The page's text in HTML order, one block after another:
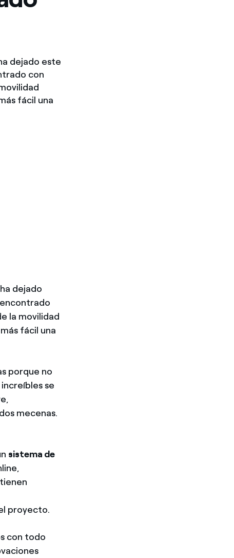
dejado este
con
fácil una
dejado
la movilidad
fácil una
porque no
se
mecenas.
sistema de
proyecto.
con todo